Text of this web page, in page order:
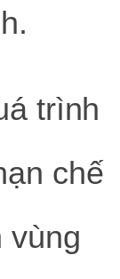
trình
chế
vùng